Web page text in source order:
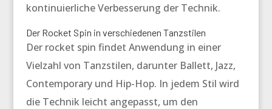
kontinuierliche Verbesserung der Technik.
Der Rocket Spin in verschiedenen Tanzstilen
Der rocket spin findet Anwendung in einer
Vielzahl von Tanzstilen, darunter Ballett, Jazz,
Contemporary und Hip-Hop. In jedem Stil wird
die Technik leicht angepasst, um den